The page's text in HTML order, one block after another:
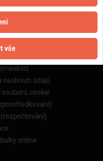
osobních údajů
cookie
online
vše